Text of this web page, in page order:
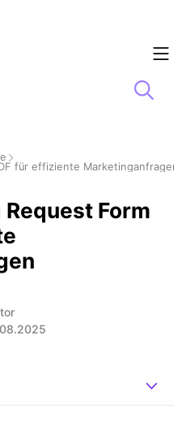
für effiziente Marketinganfragen
Form